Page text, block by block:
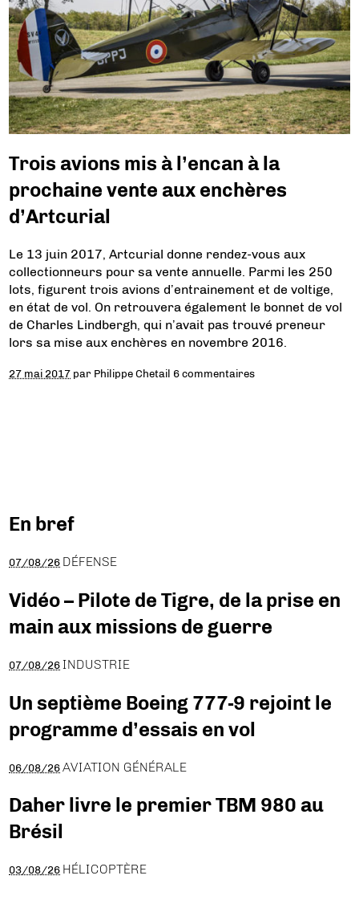
Trois avions mis à l’encan à la
prochaine vente aux enchères
d’Artcurial
Le 13 juin 2017, Artcurial donne rendez-vous aux
collectionneurs pour sa vente annuelle. Parmi les 250
lots, figurent trois avions d’entrainement et de voltige,
en état de vol. On retrouvera également le bonnet de vol
de Charles Lindbergh, qui n’avait pas trouvé preneur
lors sa mise aux enchères en novembre 2016.
27 mai 2017 par Philippe Chetail 6 commentaires
En bref
07/08/26 DÉFENSE
Vidéo – Pilote de Tigre, de la prise en
main aux missions de guerre
07/08/26 INDUSTRIE
Un septième Boeing 777-9 rejoint le
programme d’essais en vol
06/08/26 AVIATION GÉNÉRALE
Daher livre le premier TBM 980 au
Brésil
03/08/26 HÉLICOPTÈRE